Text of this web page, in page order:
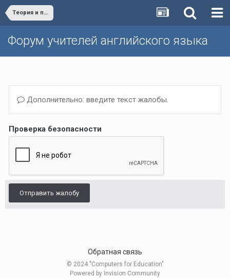
Теория и практика обучения английскому языку
Форум учителей английского языка
Дополнительно: введите текст жалобы.
Проверка безопасности
Отправить жалобу
Обратная связь
© 2024 "Computers for Education"
Powered by Invision Community